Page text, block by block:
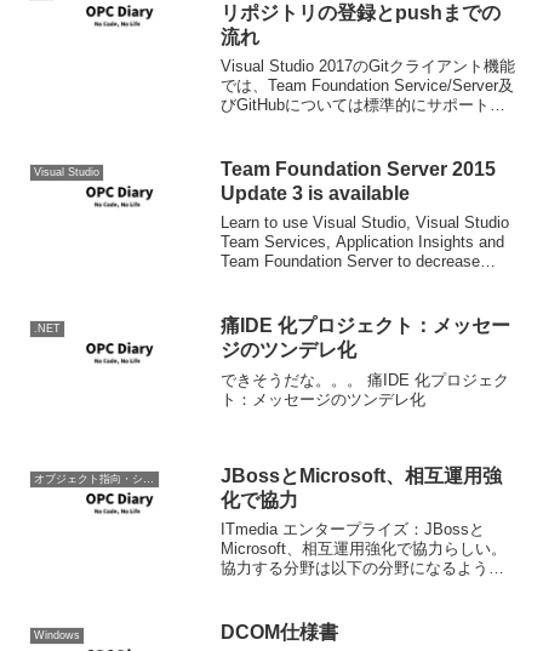
リポジトリの登録とpushまでの
流れ
Visual Studio 2017のGitクライアント機能
では、Team Foundation Service/Server及
びGitHubについては標準的にサポートさ
Visual Studio
Team Foundation Server 2015
Update 3 is available
Learn to use Visual Studio, Visual Studio
Team Services, Application Insights and
Team Foundation Server to decrease
.NET
痛IDE 化プロジェクト：メッセー
ジのツンデレ化
できそうだな。。。 痛IDE 化プロジェク
ト：メッセージのツンデレ化
オブジェクト指向・システム開発
JBossとMicrosoft、相互運用強
化で協力
ITmedia エンタープライズ：JBossと
Microsoft、相互運用強化で協力らしい。
協力する分野は以下の分野になるようで
「WS-」...
Windows DCOM仕様書